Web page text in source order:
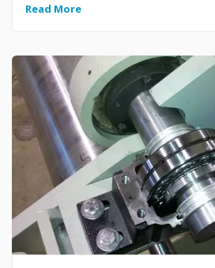
Read More